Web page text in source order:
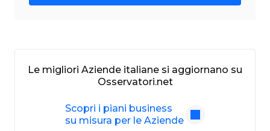
Le migliori Aziende italiane si aggiornano su
Osservatori.net
Scopri i piani business
su misura per le Aziende